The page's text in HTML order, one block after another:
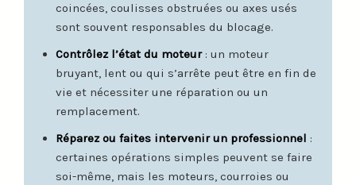
coincées, coulisses obstruées ou axes usés
sont souvent responsables du blocage.
Contrôlez l’état du moteur: un moteur
bruyant, lent ou qui s’arrête peut être en fin de
vie et nécessiter une réparation ou un
remplacement.
Réparez ou faites intervenir un professionnel :
certaines opérations simples peuvent se faire
soi-même, mais les moteurs, courroies ou